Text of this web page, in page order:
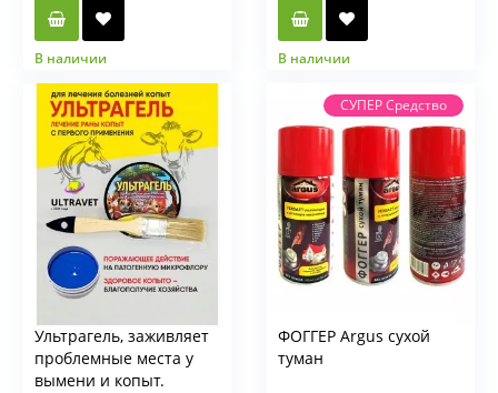
В наличии В наличии
Ультрагель, заживляет
проблемные места у
вымени и копыт.
СУПЕР Средство
ФОГГЕР Argus сухой
туман